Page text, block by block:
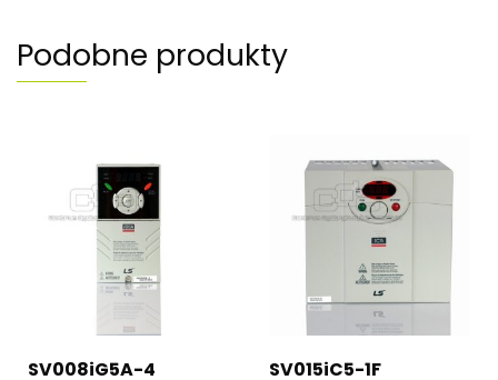
Podobne produkty
SV008iG5A-4 SV015iC5-1F